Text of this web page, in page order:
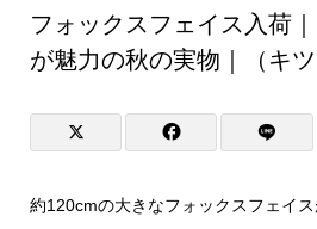
フォックスフェイス入荷
が魅力の秋の実物｜（キツ
約120cmの大きなフォックスフェイス